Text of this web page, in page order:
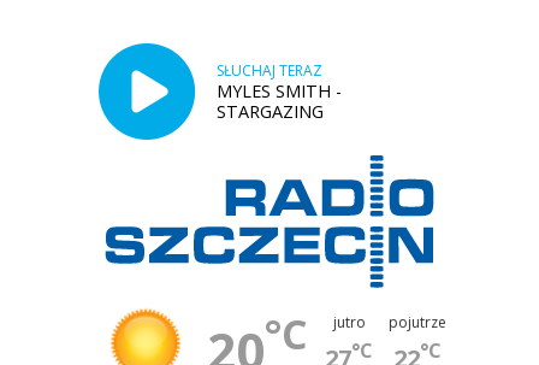
SŁUCHAJ TERAZ
MYLES SMITH -
STARGAZING
20°C jutro
°C
pojutrze
°C